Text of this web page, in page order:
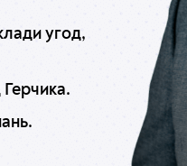
угод,
Герчика.